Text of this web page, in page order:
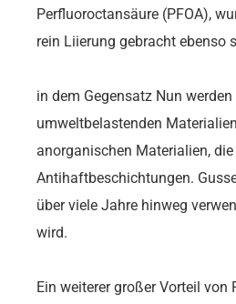
Perfluoroctansäure (PFOA),
rein Liierung gebracht ebenso
in dem Gegensatz Nun
umweltbelastenden
anorganischen Materialien,
Antihaftbeschichtungen.
über viele Jahre hinweg
wird.
Ein weiterer großer Vorteil